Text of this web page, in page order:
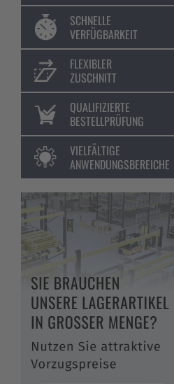
SCHNELLE
VERFÜGBARKEIT
FLEXIBLER
ZUSCHNITT
QUALIFIZIERTE
BESTELLPRÜFUNG
VIELFÄLTIGE
ANWENDUNGSBEREICHE